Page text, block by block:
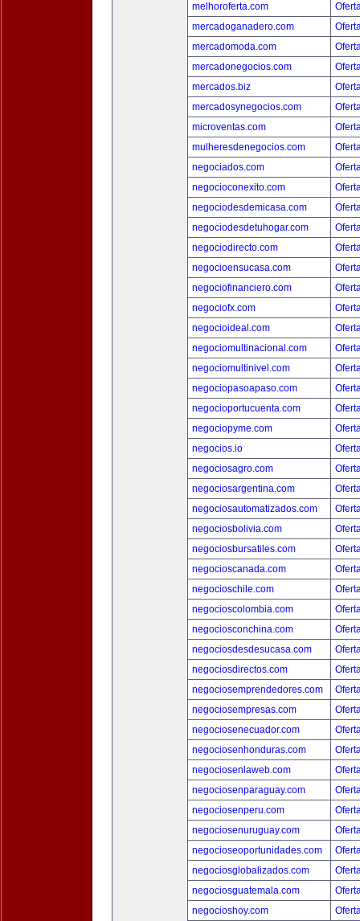
melhoroferta.com
mercadoganadero.com
mercadomoda.com
mercadonegocios.com
mercados.biz
mercadosynegocios.com
microventas.com
mulheresdenegocios.com
negociados.com
negocioconexito.com
negociodesdemicasa.com
negociodesdetuhogar.com
negociodirecto.com
negocioensucasa.com
negociofinanciero.com
negociofx.com
negocioideal.com
negociomultinacional.com
negociomultinivel.com
negociopasoapaso.com
negocioportucuenta.com
negociopyme.com
negocios.io
negociosagro.com
negociosargentina.com
negociosautomatizados.com
negociosbolivia.com
negociosbursatiles.com
negocioscanada.com
negocioschile.com
negocioscolombia.com
negociosconchina.com
negociosdesdesucasa.com
negociosdirectos.com
negociosemprendedores.com
negociosempresas.com
negociosenecuador.com
negociosenhonduras.com
negociosenlaweb.com
negociosenparaguay.com
negociosenperu.com
negociosenuruguay.com
negocioseoportunidades.com
negociosglobalizados.com
negociosguatemala.com
negocioshoy.com